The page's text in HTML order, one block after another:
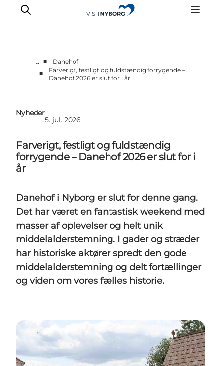
Oplev Nyborg
Det sker i Nyborg
Sprogø
Planlæg din tur
Book & køb
… ■
Danehof
■
Farverigt, festligt og fuldstændig forrygende –
Danehof 2026 er slut for i år
Nyheder
5. jul. 2026
Farverigt, festligt og fuldstændig
forrygende – Danehof 2026 er slut for i
år
Danehof i Nyborg er slut for denne gang.
Det har været en fantastisk weekend med
masser af oplevelser og helt unik
middelalderstemning. I gader og stræder
har historiske aktører spredt den gode
middelalderstemning og delt fortællinger
og viden om vores fælles historie.